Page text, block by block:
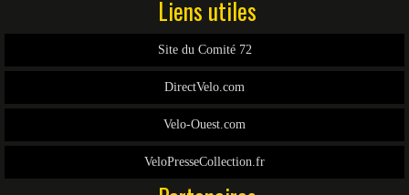
Liens utiles
Site du Comité 72
DirectVelo.com
Velo-Ouest.com
VeloPresseCollection.fr